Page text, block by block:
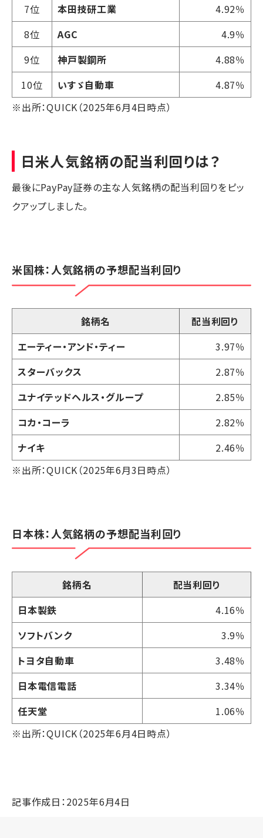
7位
本田技研工業
4.92％
8位
AGC
4.9％
9位
神戸製鋼所
4.88％
10位
いすゞ自動車
4.87％
※出所：QUICK（2025年6月4日時点）
日米人気銘柄の配当利回りは？
最後にPayPay証券の主な人気銘柄の配当利回りをピッ
クアップしました。
米国株：人気銘柄の予想配当利回り
銘柄名
配当利回り
エーティー・アンド・ティー
3.97％
スターバックス
2.87％
ユナイテッドヘルス・グループ
2.85％
コカ・コーラ
2.82％
ナイキ
2.46％
※出所：QUICK（2025年6月3日時点）
日本株：人気銘柄の予想配当利回り
銘柄名
配当利回り
日本製鉄
4.16％
ソフトバンク
3.9％
トヨタ自動車
3.48％
日本電信電話
3.34％
任天堂
1.06％
※出所：QUICK（2025年6月4日時点）
記事作成日：2025年6月4日